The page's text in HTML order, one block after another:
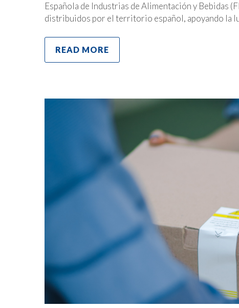
Española de Industrias de Alimentación y Bebidas
distribuidos por el territorio español, apoyando la
READ MORE